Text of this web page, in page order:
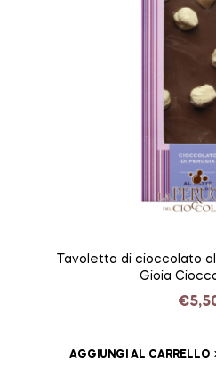
Tavoletta di cioccolato
Gioia
€
AGGIUNGI AL CARRELLO